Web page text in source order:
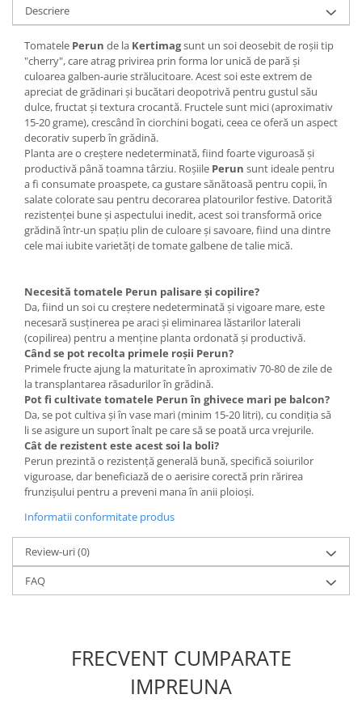
Accesorii gard electric
Araci/ Suporti plante
Candele / Rezerve / Lumanari
Carabine/ carlige
Diverse casa si gradina
Diverse depozitare
Echipament protectie gradina
Fir/Ata de legat
Foarfeci
Motofierastrau / Drujba
Pila motofierastrau / drujba
Plantator
Plasa de umbrire
Plase plante
Pompa de apa curata/murdara
Pompa de stropit
Raticide
Saci
Spray si intretinere
Vinificatie
Lichidare STOC
Produse Bricolaj
Descriere
Tomatele Perun de la Kertimagsunt un soi deosebit de roșii tip
"cherry", care atrag privirea prin forma lor unică de pară și
culoarea galben-aurie strălucitoare. Acest soi este extrem de
apreciat de grădinari și bucătari deopotrivă pentru gustul său
dulce, fructat și textura crocantă. Fructele sunt mici (aproximativ
15-20 grame), crescând în ciorchini bogati, ceea ce oferă un aspect
decorativ superb în grădină.
Planta are o creștere nedeterminată, fiind foarte viguroasă și
productivă până toamna târziu. Roșiile Perun sunt ideale pentru
a fi consumate proaspete, ca gustare sănătoasă pentru copii, în
salate colorate sau pentru decorarea platourilor festive. Datorită
rezistenței bune și aspectului inedit, acest soi transformă orice
grădină într-un spațiu plin de culoare și savoare, fiind una dintre
cele mai iubite varietăți de tomate galbene de talie mică.
Necesită tomatele Perun palisare și copilire?
Da, fiind un soi cu creștere nedeterminată și vigoare mare, este
necesară susținerea pe araci și eliminarea lăstarilor laterali
(copilirea) pentru a menține planta ordonată și productivă.
Când se pot recolta primele roșii Perun?
Primele fructe ajung la maturitate în aproximativ 70-80 de zile de
la transplantarea răsadurilor în grădină.
Pot fi cultivate tomatele Perun în ghivece mari pe balcon?
Da, se pot cultiva și în vase mari (minim 15-20 litri), cu condiția să
li se asigure un suport înalt pe care să se poată urca vrejurile.
Cât de rezistent este acest soi la boli?
Perun prezintă o rezistență generală bună, specifică soiurilor
viguroase, dar beneficiază de o aerisire corectă prin rărirea
frunzișului pentru a preveni mana în anii ploioși.
Informatii conformitate produs
Review-uri(0)
FAQ
FRECVENT CUMPARATE
IMPREUNA